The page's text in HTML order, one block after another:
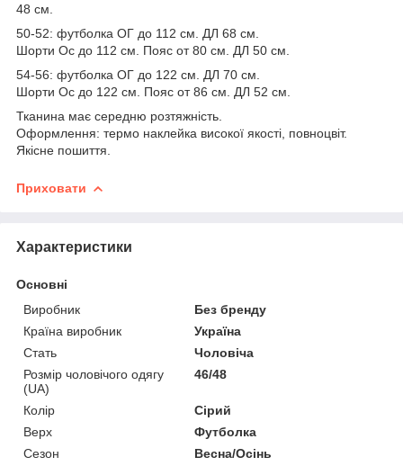
48 см.
50-52: футболка ОГ до 112 см. ДЛ 68 см.
Шорти Ос до 112 см. Пояс от 80 см. ДЛ 50 см.
54-56: футболка ОГ до 122 см. ДЛ 70 см.
Шорти Ос до 122 см. Пояс от 86 см. ДЛ 52 см.
Тканина має середню розтяжність.
Оформлення: термо наклейка високої якості, повноцвіт.
Якісне пошиття.
Приховати
Характеристики
Основні
Виробник
Без бренду
Країна виробник
Україна
Стать
Чоловіча
Розмір чоловічого одягу
(UA)
46/48
Колір
Сірий
Верх
Футболка
Сезон
Весна/Осінь